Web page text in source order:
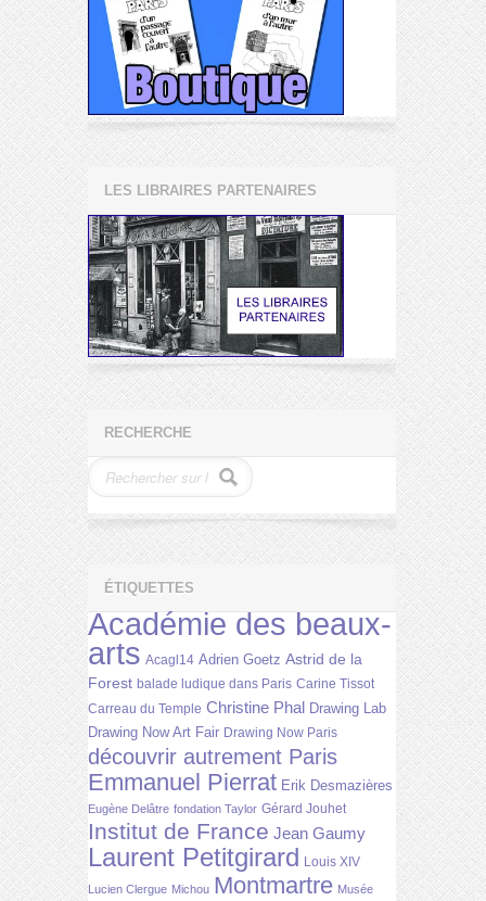
LES LIBRAIRES PARTENAIRES
RECHERCHE
ÉTIQUETTES
Académie des beaux-
arts Acagl14 Adrien Goetz Astrid de la
Forest balade ludique dans Paris Carine Tissot
Carreau du Temple Christine Phal Drawing Lab
Drawing Now Art Fair Drawing Now Paris
découvrir autrement Paris
Emmanuel Pierrat Erik Desmazières
Eugène Delâtre fondation Taylor Gérard Jouhet
Institut de France Jean Gaumy
Laurent Petitgirard Louis XIV
Lucien Clergue Michou Montmartre Musée